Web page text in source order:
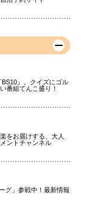
』。クイズにゴル
番組てんこ盛り！
をお届けする、大人
ントチャンネル
グ」参戦中！最新情報